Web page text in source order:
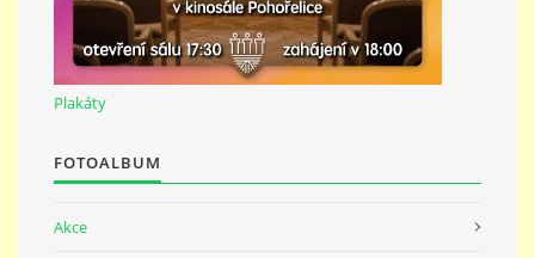
Školní 462
Pohořelice
691 23
Plakáty
FOTOALBUM
Akce